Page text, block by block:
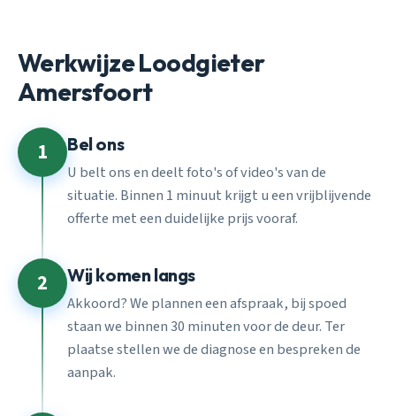
Werkwijze Loodgieter
Amersfoort
1 Bel ons
U belt ons en deelt foto's of video's van de
situatie. Binnen 1 minuut krijgt u een vrijblijvende
offerte met een duidelijke prijs vooraf.
2 Wij komen langs
Akkoord? We plannen een afspraak, bij spoed
staan we binnen 30 minuten voor de deur. Ter
plaatse stellen we de diagnose en bespreken de
aanpak.